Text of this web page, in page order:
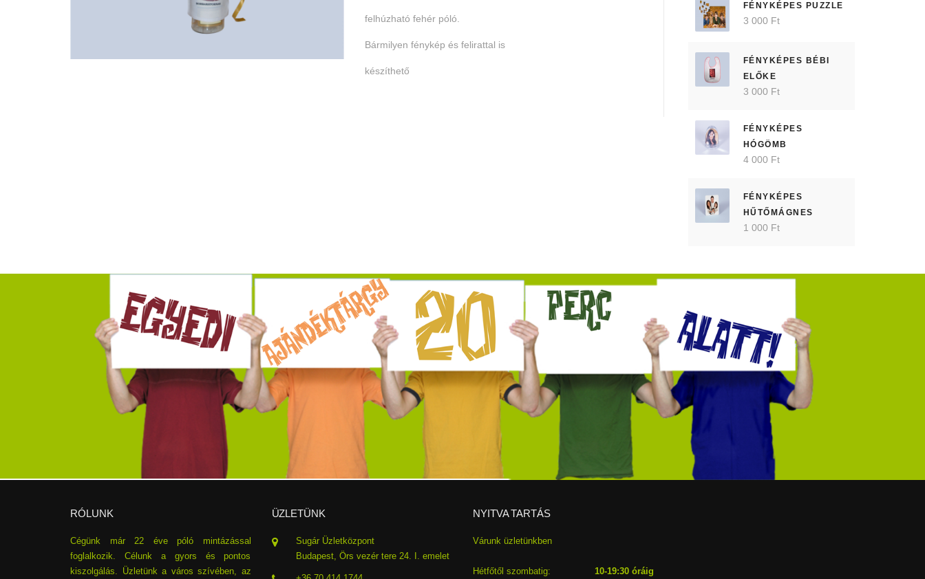
felhúzható fehér póló.
Bármilyen fénykép és felirattal is
készíthető
FÉNYKÉPES PUZZLE
3 000 Ft
FÉNYKÉPES BÉBI
ELŐKE
3 000 Ft
FÉNYKÉPES
HÓGÖMB
4 000 Ft
FÉNYKÉPES
HŰTŐMÁGNES
1 000 Ft
RÓLUNK
Cégünk már 22 éve póló mintázással
foglalkozik. Célunk a gyors és pontos
kiszolgálás. Üzletünk a város szívében, az
ÜZLETÜNK
Sugár Üzletközpont
Budapest, Örs vezér tere 24. I. emelet
NYITVA TARTÁS
Várunk üzletünkben
Hétfőtől szombatig: 10-19:30 óráig